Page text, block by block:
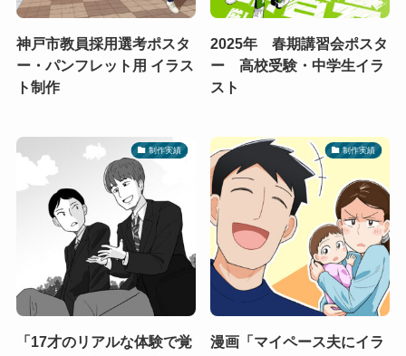
神戸市教員採用選考ポスタ
ー・パンフレット用 イラス
ト制作
2025年 春期講習会ポスタ
ー 高校受験・中学生イラ
スト
制作実績
「17才のリアルな体験で覚
制作実績
漫画「マイペース夫にイラ